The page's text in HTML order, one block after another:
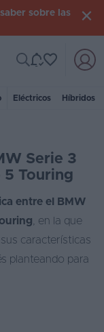
sobre las
Eléctricos Híbridos
Serie 3
5 Touring
entre el BMW
, en la que
características
planteando para